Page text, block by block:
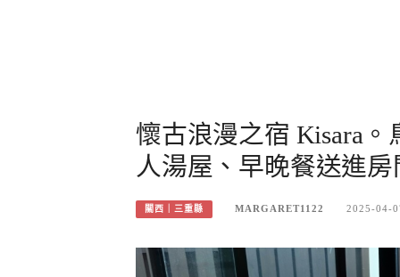
懷古浪漫之宿 Kisara
人湯屋、早晚餐送進房
關西｜三重縣 MARGARET1122 2025-04-